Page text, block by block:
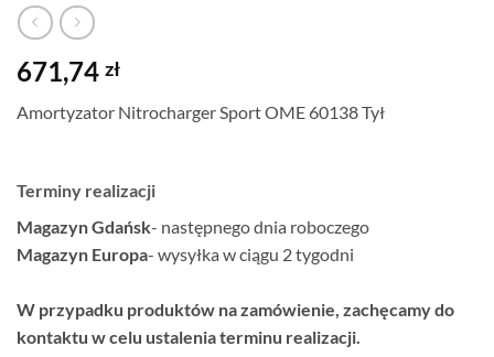
671,74 zł
Amortyzator Nitrocharger Sport OME 60138 Tył
Terminy realizacji
Magazyn Gdańsk- następnego dnia roboczego
Magazyn Europa- wysyłka w ciągu 2 tygodni
W przypadku produktów na zamówienie, zachęcamy do
kontaktu w celu ustalenia terminu realizacji.